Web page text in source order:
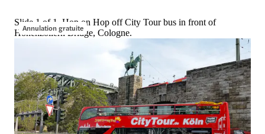
Annulation gratuite
Slide 1 of 1, Hop on Hop off City Tour bus in front of
Hohenzollern Bridge, Cologne.